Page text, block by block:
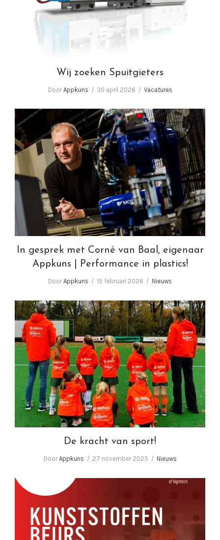
Wij zoeken Spuitgieters
DoorAppkuns 30 april 2026 Vacatures
In gesprek met Corné van Baal, eigenaar
Appkuns | Performance in plastics!
In gesprek met Corné van Baal, eigenaar
Appkuns | Performance in plastics!
DoorAppkuns 15 februari 2026 Nieuws
De kracht van sport!
De kracht van sport!
DoorAppkuns 27 november 2025 Nieuws
Bezoekt u ons tijdens de Kunststoffenbeurs